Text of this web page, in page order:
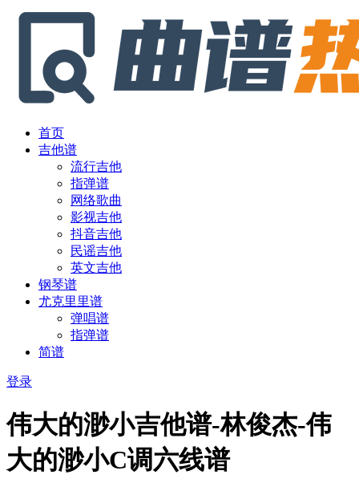
首页
吉他谱
流行吉他
指弹谱
网络歌曲
影视吉他
抖音吉他
民谣吉他
英文吉他
钢琴谱
尤克里里谱
弹唱谱
指弹谱
简谱
登录
伟大的渺小吉他谱-林俊杰-伟
大的渺小C调六线谱